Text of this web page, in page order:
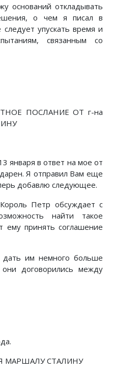
оснований откладывать
о чем я писал в
упускать время и
связанным со
ПОСЛАНИЕ ОТ г-на
января в ответ на мое от
Я отправил Вам еще
добавлю следующее.
Петр обсуждает с
найти такое
ему принять соглашение
им немного больше
договорились между
МАРШАЛУ СТАЛИНУ